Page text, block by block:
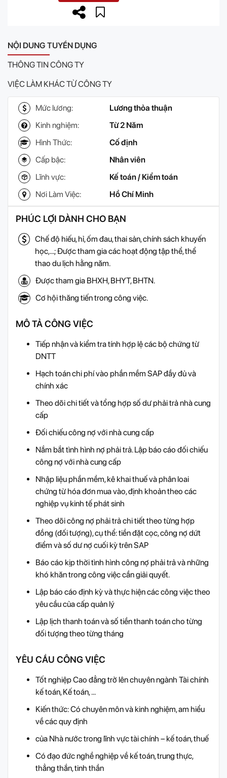
NỘI DUNG TUYỂN DỤNG
THÔNG TIN CÔNG TY
VIỆC LÀM KHÁC TỪ CÔNG TY
Mức lương:
Lương thỏa thuận
Kinh nghiệm:
Từ 2 Năm
Hình Thức:
Cố định
Cấp bậc:
Nhân viên
Lĩnh vực:
Kế toán / Kiểm toán
Nơi Làm Việc:
Hồ Chí Minh
PHÚC LỢI DÀNH CHO BẠN
Chế độ hiếu, hỉ, ốm đau, thai sản, chính sách khuyến
học,...; Được tham gia các hoạt động tập thể, thể
thao du lịch hằng năm.
Được tham gia BHXH, BHYT, BHTN.
Cơ hội thăng tiến trong công việc.
MÔ TẢ CÔNG VIỆC
Tiếp nhận và kiểm tra tính hợp lệ các bộ chứng từ
DNTT
Hạch toán chi phí vào phần mềm SAP đầy đủ và
chính xác
Theo dõi chi tiết và tổng hợp số dư phải trả nhà cung
cấp
Đối chiếu công nợ với nhà cung cấp
Nắm bắt tình hình nợ phải trả. Lập báo cáo đối chiếu
công nợ với nhà cung cấp
Nhập liệu phần mềm, kê khai thuế và phân loai
chứng từ hóa đơn mua vào, định khoản theo các
nghiệp vụ kinh tế phát sinh
Theo dõi công nợ phải trả chi tiết theo từng hợp
đồng (đối tượng), cụ thể: tiền đặt cọc, công nợ dứt
điểm và số dư nợ cuối kỳ trên SAP
Báo cáo kịp thời tình hình công nợ phải trả và những
khó khăn trong công việc cần giải quyết.
Lập báo cáo định kỳ và thực hiện các công việc theo
yêu cầu của cấp quản lý
Lập lịch thanh toán và số tiền thanh toán cho từng
đối tượng theo từng tháng
YÊU CẦU CÔNG VIỆC
Tốt nghiệp Cao đẳng trở lên chuyên ngành Tài chính
kế toán, Kế toán, ...
Kiến thức: Có chuyên môn và kinh nghiệm, am hiểu
về các quy định
của Nhà nước trong lĩnh vực tài chính – kế toán, thuế
Có đạo đức nghề nghiệp về kế toán, trung thực,
thẳng thắn, tinh thần